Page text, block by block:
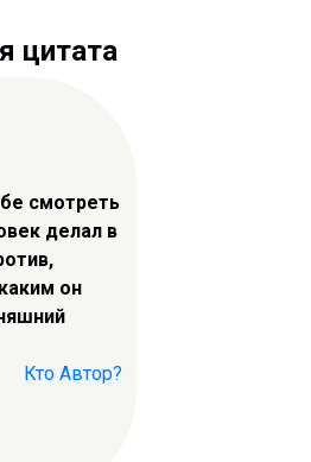
цитата
смотреть
делал в
он
Кто Автор?